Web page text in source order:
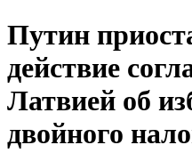
Путин
действие
Латвией об
двойного